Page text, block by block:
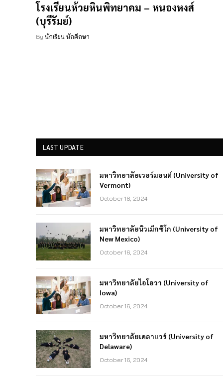
โรงเรียนห้วยหินพิทยาคม – หนองหงส์
(บุรีรัมย์)
By นักเรียน นักศึกษา
LAST UPDATE
มหาวิทยาลัยเวอร์มอนต์ (University of
Vermont)
October 16, 2024
มหาวิทยาลัยนิวเม็กซิโก (University of
New Mexico)
October 16, 2024
มหาวิทยาลัยไอโอวา (University of
Iowa)
October 16, 2024
มหาวิทยาลัยเดลาแวร์ (University of
Delaware)
October 16, 2024